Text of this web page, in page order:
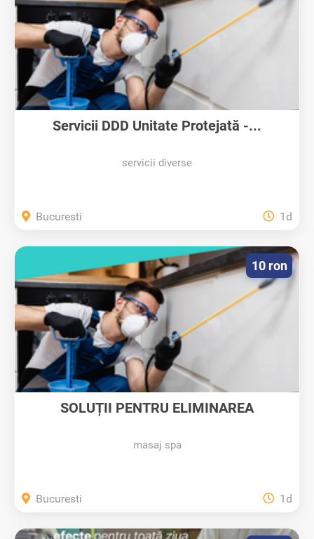
Servicii DDD Unitate Protejată -...
servicii diverse
Bucuresti 1d
SOLUȚII PENTRU ELIMINAREA
masaj spa
10 ron
Bucuresti 1d